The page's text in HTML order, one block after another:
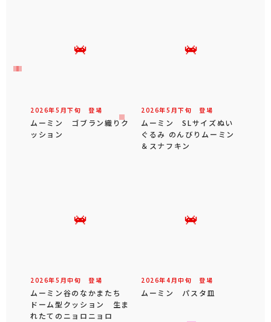
2026年5 月下旬 登場
ムーミン ゴブラン織りク
ッション
2026年5 月下旬 登場
ムーミン SLサイズぬい
ぐるみ のんびりムーミン
＆スナフキン
2026年5 月中旬 登場
ムーミン谷のなかまたち
ドーム型クッション 生ま
れたてのニョロニョロ
2026年4 月中旬 登場
ムーミン パスタ皿